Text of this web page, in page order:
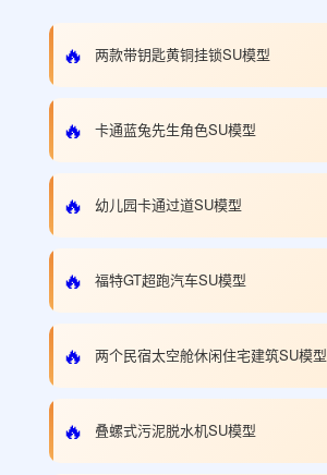
🔥 两款带钥匙黄铜挂锁SU模型
🔥 卡通蓝兔先生角色SU模型
🔥 幼儿园卡通过道SU模型
🔥 福特GT超跑汽车SU模型
🔥 两个民宿太空舱休闲住宅建筑SU模型
🔥 叠螺式污泥脱水机SU模型